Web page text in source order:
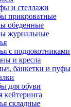
и стеллажи
прикроватные
обеденные
журнальные
с подлокотниками
и кресла
банкетки и пуфы
для обуви
кейтеринга
складные